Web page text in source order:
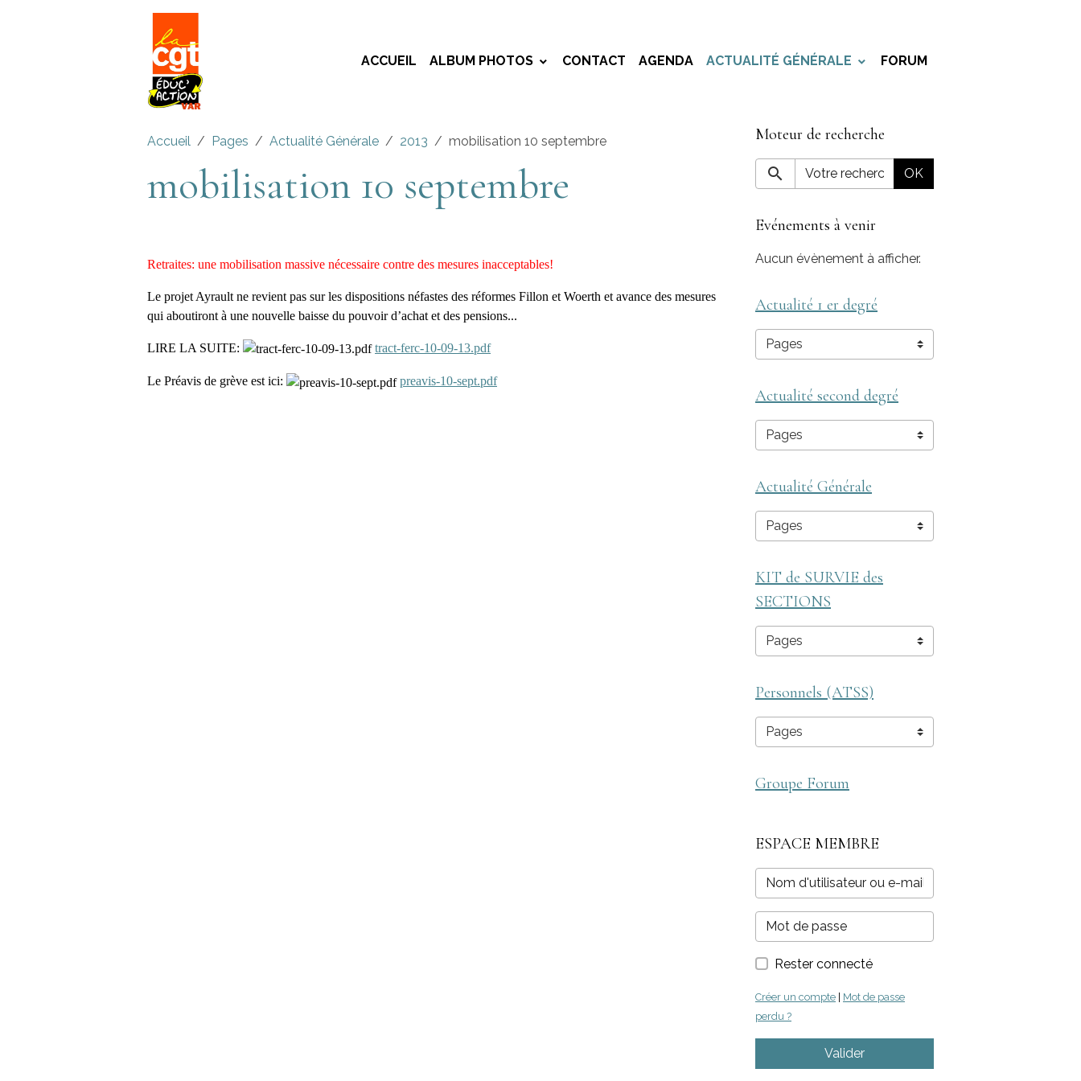
ACCUEIL ALBUM PHOTOS CONTACT AGENDA ACTUALITÉ GÉNÉRALE FORUM
Accueil Pages Actualité Générale 2013 mobilisation 10 septembre
mobilisation 10 septembre
Retraites: une mobilisation massive nécessaire contre des mesures inacceptables!
Le projet Ayrault ne revient pas sur les dispositions néfastes des réformes Fillon et Woerth et avance des mesures
qui aboutiront à une nouvelle baisse du pouvoir d’achat et des pensions...
LIRE LA SUITE: tract-ferc-10-09-13.pdf
Le Préavis de grève est ici: preavis-10-sept.pdf
Moteur de recherche
OK
Evénements à venir
Aucun évènement à afficher.
Actualité 1 er degré
Actualité second degré
Actualité Générale
KIT de SURVIE des
SECTIONS
Personnels (ATSS)
Groupe Forum
ESPACE MEMBRE
Rester connecté
Créer un compte
Mot de passe
perdu ?
Valider